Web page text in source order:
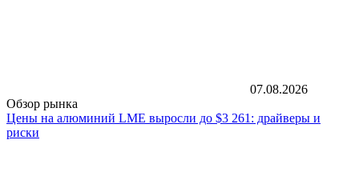
07.08.2026
Обзор рынка
Цены на алюминий LME выросли до $3 261: драйверы и
риски